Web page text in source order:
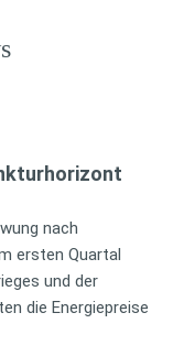
nach
ersten Quartal
und der
die Energiepreise